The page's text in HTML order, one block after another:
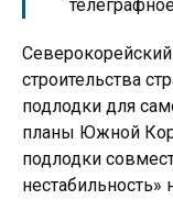
строительства
подлодки для
планы Южной
подлодки